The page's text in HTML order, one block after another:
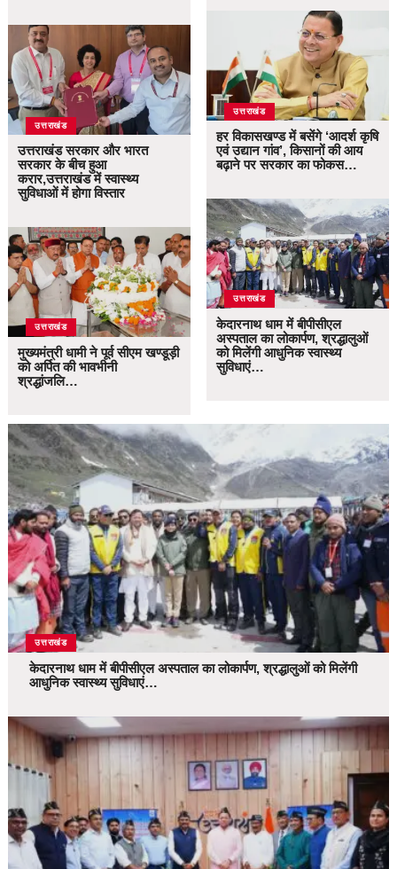
उत्तराखंड
उत्तराखंड सरकार और भारत
सरकार के बीच हुआ
करार,उत्तराखंड में स्वास्थ्य
सुविधाओं में होगा विस्तार
उत्तराखंड
मुख्यमंत्री धामी ने पूर्व सीएम खण्डूड़ी
को अर्पित की भावभीनी
श्रद्धांजलि…
उत्तराखंड
हर विकासखण्ड में बसेंगे ‘आदर्श कृषि
एवं उद्यान गांव’, किसानों की आय
बढ़ाने पर सरकार का फोकस…
उत्तराखंड
केदारनाथ धाम में बीपीसीएल
अस्पताल का लोकार्पण, श्रद्धालुओं
को मिलेंगी आधुनिक स्वास्थ्य
सुविधाएं…
उत्तराखंड
केदारनाथ धाम में बीपीसीएल अस्पताल का लोकार्पण, श्रद्धालुओं को मिलेंगी
आधुनिक स्वास्थ्य सुविधाएं…